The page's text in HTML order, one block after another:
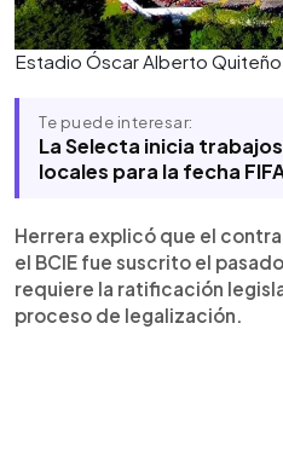
Estadio Óscar Alberto Quiteño
Te puede interesar:
La Selecta inicia
locales para la fecha
Herrera explicó que el
el BCIE fue suscrito el
requiere la ratificación
proceso de legalización.